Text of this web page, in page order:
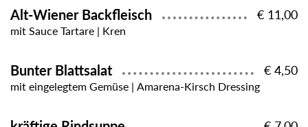
Alt-Wiener Backfleisch € 11,00
mit Sauce Tartare | Kren
Bunter Blattsalat € 4,50
mit eingelegtem Gemüse | Amarena-Kirsch Dressing